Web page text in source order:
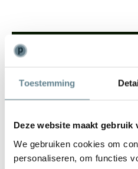
Toestemming
Deze website maakt gebruik
We gebruiken cookies om
personaliseren, om functies
team!
Bel0344-228104
Mail